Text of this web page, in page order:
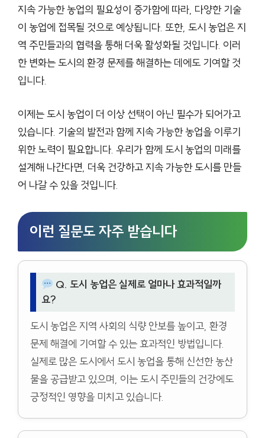
지속 가능한 농업의 필요성이 증가함에 따라, 다양한 기술
이 농업에 접목될 것으로 예상됩니다. 또한, 도시 농업은 지
역 주민들과의 협력을 통해 더욱 활성화될 것입니다. 이러
한 변화는 도시의 환경 문제를 해결하는 데에도 기여할 것
입니다.
이제는 도시 농업이 더 이상 선택이 아닌 필수가 되어가고
있습니다. 기술의 발전과 함께 지속 가능한 농업을 이루기
위한 노력이 필요합니다. 우리가 함께 도시 농업의 미래를
설계해 나간다면, 더욱 건강하고 지속 가능한 도시를 만들
어 나갈 수 있을 것입니다.
이런 질문도 자주 받습니다
Q. 도시 농업은 실제로 얼마나 효과적일까
요?
도시 농업은 지역 사회의 식량 안보를 높이고, 환경
문제 해결에 기여할 수 있는 효과적인 방법입니다.
실제로 많은 도시에서 도시 농업을 통해 신선한 농산
물을 공급받고 있으며, 이는 도시 주민들의 건강에도
긍정적인 영향을 미치고 있습니다.